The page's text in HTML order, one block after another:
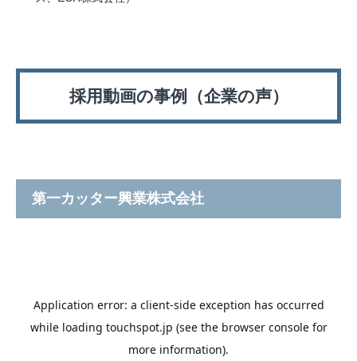
採用動画の事例（企業の声）
第一カッター興業株式会社